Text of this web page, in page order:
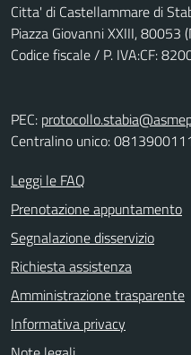
Citta' di Castellammare di
Piazza Giovanni XXIII, 80053
Codice fiscale / P. IVA:CF:
PEC:
Centralino unico: 0813900111
Leggi le FAQ
Prenotazione appuntamento
Segnalazione disservizio
Richiesta assistenza
Amministrazione trasparente
Informativa privacy